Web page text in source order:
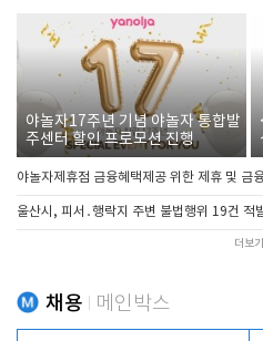
야놀자17주년 기념 야놀자 통합발
주센터 할인 프로모션 진행
야놀자제휴점 금융혜택제공 위한 제휴 및 금
울산시, 피서․행락지 주변 불법행위 19건 적
더보기
채용 메인박스